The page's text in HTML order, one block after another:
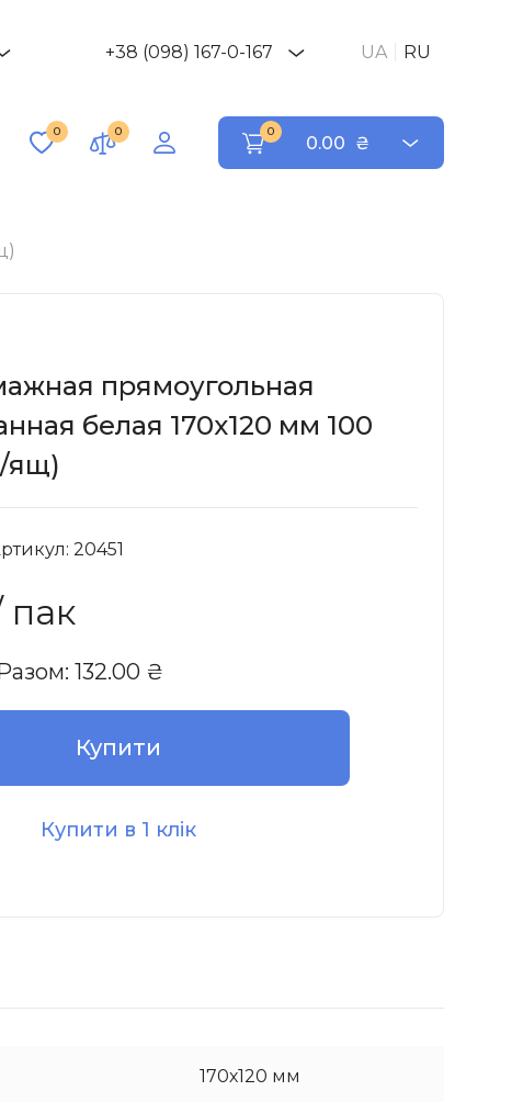
+38 (098) 167-0-167 UA RU
0 0 0
0.00 ₴
прямоугольная
белая 170х120 мм 100
ящ)
20451
пак
132.00 ₴
Купити
Купити в 1 клік
170х120 мм